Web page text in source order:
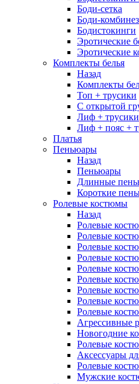
Боди-сетка
Боди-
Бодистокинги
Эротические
Эротические
Комплекты белья
Назад
Комплекты
Топ + трусики
С открытой
Лиф + трусики
Лиф + пояс +
Платья
Пеньюары
Назад
Пеньюары
Длинные
Короткие
Ролевые костюмы
Назад
Ролевые
Ролевые
Ролевые
Ролевые
Ролевые
Ролевые
Ролевые
Ролевые
Ролевые
Агрессивные
Новогодние
Ролевые
Аксессуары
Ролевые
Мужские